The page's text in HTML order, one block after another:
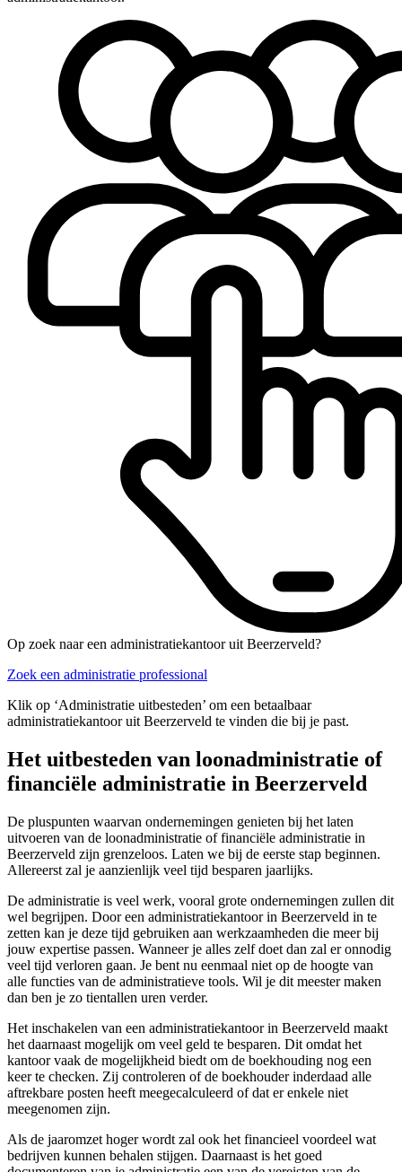
Op zoek naar een administratiekantoor uit Beerzerveld?
Zoek een administratie professional
Klik op ‘Administratie uitbesteden’ om een betaalbaar
administratiekantoor uit Beerzerveld te vinden die bij je past.
Het uitbesteden van loonadministratie of
financiële administratie in Beerzerveld
De pluspunten waarvan ondernemingen genieten bij het laten
uitvoeren van de loonadministratie of financiële administratie in
Beerzerveld zijn grenzeloos. Laten we bij de eerste stap beginnen.
Allereerst zal je aanzienlijk veel tijd besparen jaarlijks.
De administratie is veel werk, vooral grote ondernemingen zullen dit
wel begrijpen. Door een administratiekantoor in Beerzerveld in te
zetten kan je deze tijd gebruiken aan werkzaamheden die meer bij
jouw expertise passen. Wanneer je alles zelf doet dan zal er onnodig
veel tijd verloren gaan. Je bent nu eenmaal niet op de hoogte van
alle functies van de administratieve tools. Wil je dit meester maken
dan ben je zo tientallen uren verder.
Het inschakelen van een administratiekantoor in Beerzerveld maakt
het daarnaast mogelijk om veel geld te besparen. Dit omdat het
kantoor vaak de mogelijkheid biedt om de boekhouding nog een
keer te checken. Zij controleren of de boekhouder inderdaad alle
aftrekbare posten heeft meegecalculeerd of dat er enkele niet
meegenomen zijn.
Als de jaaromzet hoger wordt zal ook het financieel voordeel wat
bedrijven kunnen behalen stijgen. Daarnaast is het goed